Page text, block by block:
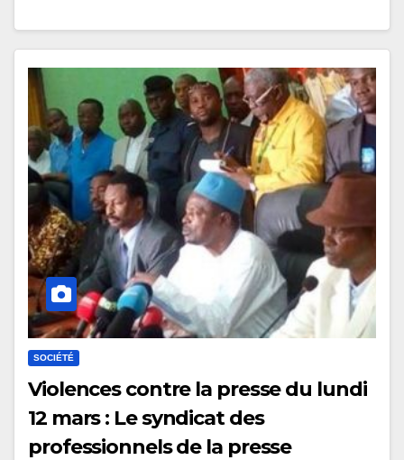
SOCIÉTÉ
Violences contre la presse du lundi
12 mars : Le syndicat des
professionnels de la presse